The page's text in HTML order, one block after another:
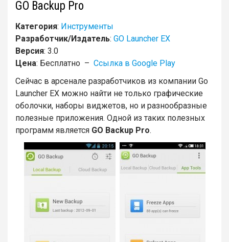
GO Backup Pro
Категория: Инструменты
Разработчик/Издатель: GO Launcher EX
Версия: 3.0
Цена: Бесплатно – Ссылка в Google Play
Сейчас в арсенале разработчиков из компании Go
Launcher EX можно найти не только графические
оболочки, наборы виджетов, но и разнообразные
полезные приложения. Одной из таких полезных
программ является GO Backup Pro.